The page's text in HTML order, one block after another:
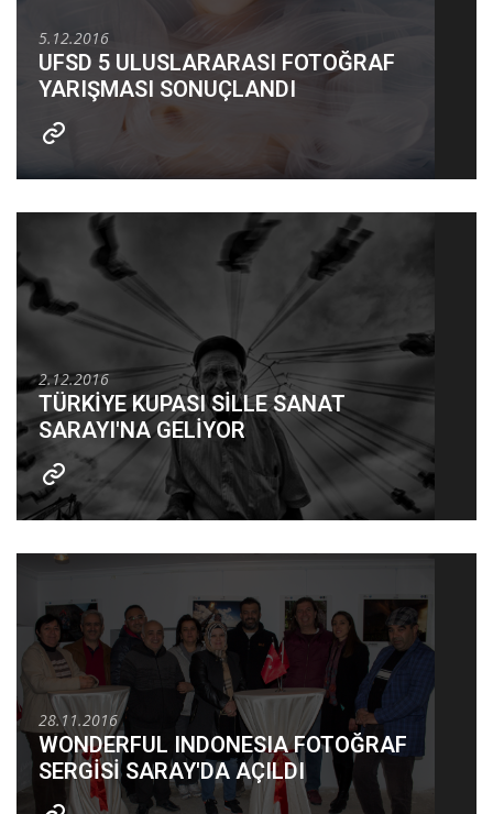
5.12.2016
UFSD 5 ULUSLARARASI FOTOĞRAF
YARIŞMASI SONUÇLANDI
2.12.2016
TÜRKİYE KUPASI SİLLE SANAT
SARAYI'NA GELİYOR
28.11.2016
WONDERFUL INDONESIA FOTOĞRAF
SERGİSİ SARAY'DA AÇILDI